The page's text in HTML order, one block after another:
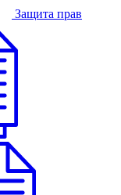
Защита прав